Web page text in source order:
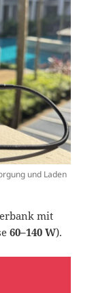
und Laden
mit
60–140 W).